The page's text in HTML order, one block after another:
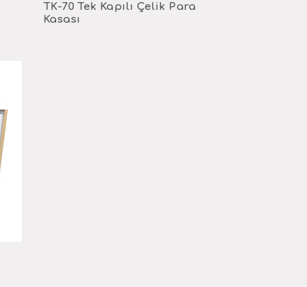
TK-70 Tek Kapılı Çelik Para
Kasası